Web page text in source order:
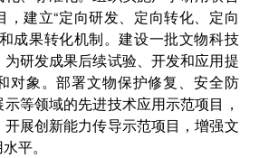
，建立“定向研发、定向转化、定向
成果转化机制。建设一批文物科技
研发成果后续试验、开发和应用提
对象。部署文物保护修复、安全防
等领域的先进技术应用示范项目，
展创新能力传导示范项目，增强文
平。